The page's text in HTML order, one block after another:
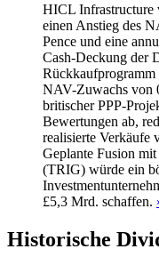
HICL Infrastructure
einen Anstieg des
Pence und eine
Cash-Deckung der
Rückkaufprogramm
NAV-Zuwachs von
britischer PPP-
Bewertungen ab,
realisierte Verkäufe
Geplante Fusion
(TRIG) würde ein
£5,3 Mrd. schaffen.
Historische